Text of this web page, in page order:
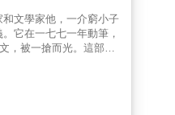
文學家他，一介窮小子
它在一七七一年動筆，
，被一搶而光。這部傳
打破了當時的寫作常